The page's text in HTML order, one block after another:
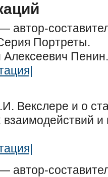
автор-
Портреты.
Пенин.
Векслере и о
взаимодействий
автор-